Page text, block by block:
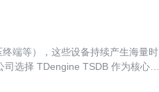
端等），这些设备持续产生海量时
选择 TDengine TSDB 作为核心数